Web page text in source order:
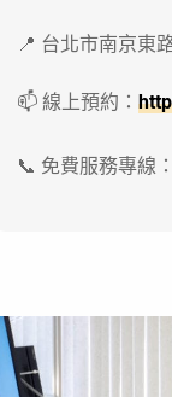
📍 台北市南京東
📫 線上預約：
📞 免費服務專線